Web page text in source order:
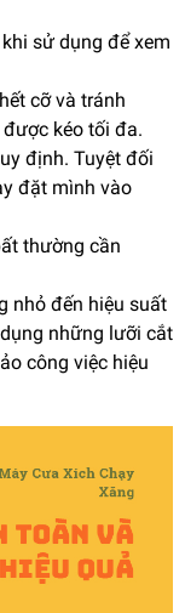
sử dụng để xem
cỡ và tránh
kéo tối đa.
định. Tuyệt đối
đặt mình vào
thường cần
nhỏ đến hiệu suất
những lưỡi cắt
công việc hiệu